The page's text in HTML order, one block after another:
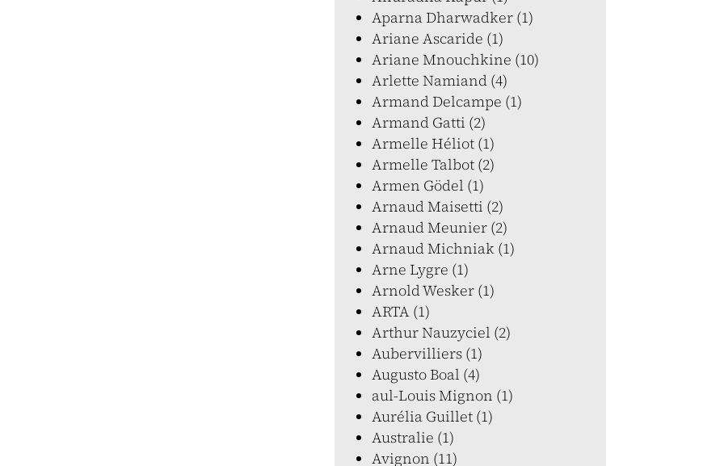
Aparna Dharwadker (1)
Ariane Ascaride (1)
Ariane Mnouchkine (10)
Arlette Namiand (4)
Armand Delcampe (1)
Armand Gatti (2)
Armelle Héliot (1)
Armelle Talbot (2)
Armen Gödel (1)
Arnaud Maisetti (2)
Arnaud Meunier (2)
Arnaud Michniak (1)
Arne Lygre (1)
Arnold Wesker (1)
ARTA (1)
Arthur Nauzyciel (2)
Aubervilliers (1)
Augusto Boal (4)
aul-Louis Mignon (1)
Aurélia Guillet (1)
Australie (1)
Avignon (11)